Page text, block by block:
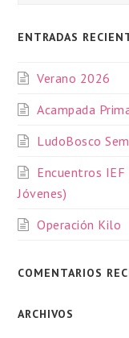
ENTRADAS
Verano 2026
Acampada
LudoBosco
Encuentros IEF
Jóvenes)
Operación Kilo
COMENTARIOS
ARCHIVOS